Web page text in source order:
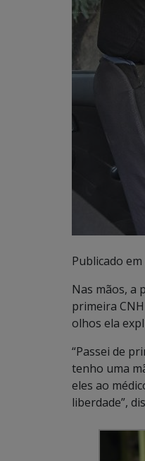
Publicado em
Nas mãos, a
primeira
olhos ela
“Passei de
tenho uma
eles ao
liberdade”,